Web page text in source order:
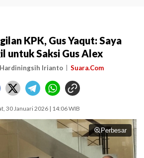
KPK, Gus Yaqut: Saya
untuk Saksi Gus Alex
Irianto Suara.Com
30 Januari 2026 | 14:06 WIB
Perbesar